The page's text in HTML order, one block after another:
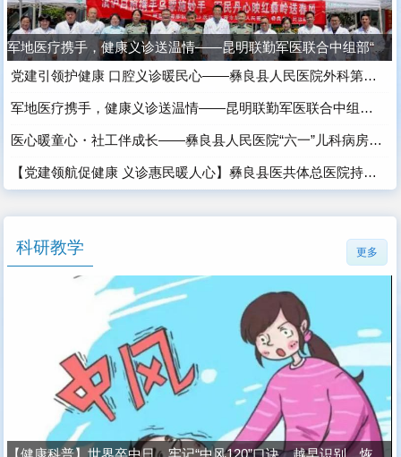
军地医疗携手，健康义诊送温情——昆明联勤军医联合中组部“组团式”医疗专家红色革命老区彝良义诊
党建引领护健康 口腔义诊暖民心——彝良县人民医院外科第二党支部开展“9.20爱牙日”义诊活动
军地医疗携手，健康义诊送温情——昆明联勤军医联合中组部“组团式”医疗专家红色革命老区彝良义诊
医心暖童心・社工伴成长​​——彝良县人民医院“六一”儿科病房里的温暖守护
【党建领航促健康 义诊惠民暖人心】彝良县医共体总医院持续开展“优质服务基层行”活动
科研教学 更多